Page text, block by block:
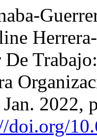
2022,
doi.org/